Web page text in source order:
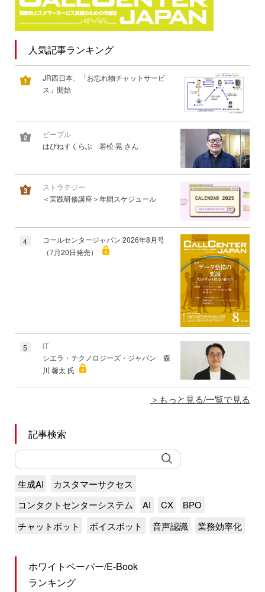
人気記事ランキング
JR西日本、「お忘れ物チャットサービ
ス」開始
ピープル
はぴねすくらぶ 若松 晃 さん
ストラテジー
＜実践研修講座＞年間スケジュール
4
コールセンタージャパン 2026年8月号
（7月20日発売）
5
IT
シエラ・テクノロジーズ・ジャパン 森
川 馨太 氏
もっと見る/一覧で見る
記事検索
生成AI
カスタマーサクセス
コンタクトセンターシステム
AI CX
BPO
チャットボット
ボイスボット 音声認識 業務効率化
ホワイトペーパー/E-Book
ランキング